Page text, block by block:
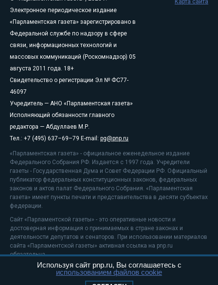
Электронное периодическое издание
«Парламентская газета» зарегистрировано в
Федеральной службе по надзору в сфере
связи, информационных технологий и
массовых коммуникаций (Роскомнадзор) 05
августа 2011 года. 18+
Свидетельство о регистрации Эл № ФС77-
46097
Учредитель — АНО «Парламентская газета»
Исполняющий обязанности главного
редактора — Абдуллаев М.Р.
Тел.: +7 (495) 637–69–79 E-mail: pg@pnp.ru
«Парламентская газета» - официальное еженедельное издание
Федерального Собрания РФ. Издается с 1997 года. Учредители
газеты - Государственная Дума и Совет Федерации РФ. Официальный
публикатор федеральных конституционных законов, федеральных
законов и актов палат Федерального Собрания. «Парламентская
газета» имеет пункты печати и представительства в десяти субъектах
федерации.
Сайт «Парламентской газеты» - это оперативные новости и
достоверная информация о принимаемых в стране законах и
деятельности депутатов и сенаторов. При использовании материалов
сайта «Парламентской газеты» активная ссылка на pnp.ru
обязательна.
На информационном ресурсе применяютсярекомендательные
Карта сайта
Используя сайт pnp.ru, Вы соглашаетесь с
использованием файлов cookie